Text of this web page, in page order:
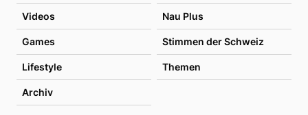
Videos Nau Plus
Games Stimmen der Schweiz
Lifestyle Themen
Archiv